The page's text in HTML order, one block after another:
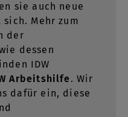
sie auch neue
Mehr zum
der
dessen
IDW
Arbeitshilfe. Wir
dafür ein, diese